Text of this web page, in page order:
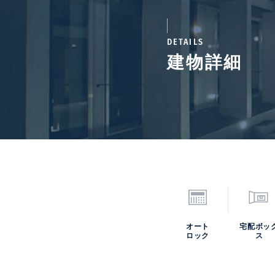
DETAILS
建物詳細
オート
ロック
宅配ボッ
ス